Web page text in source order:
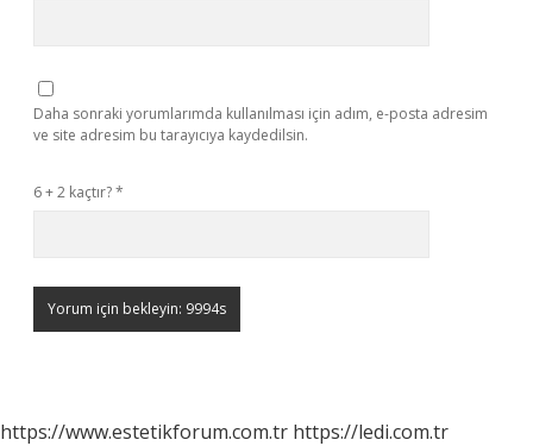
Daha sonraki yorumlarımda kullanılması için adım, e-posta adresim
ve site adresim bu tarayıcıya kaydedilsin.
6 + 2 kaçtır?*
https://www.estetikforum.com.tr https://ledi.com.tr